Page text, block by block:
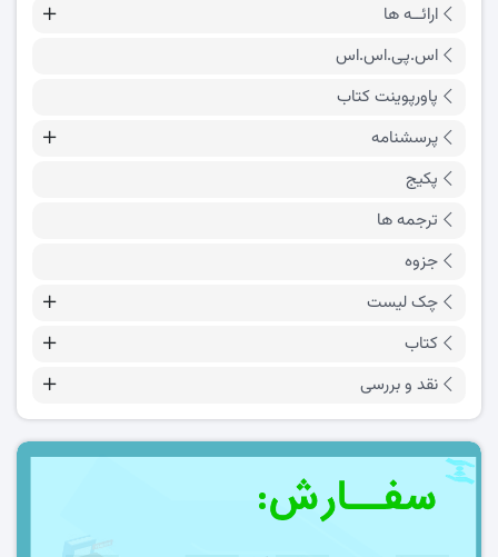
ارائــه ها
اس.پی.اس.اس
پاورپوینت کتاب
پرسشنامه
پکیج
ترجمه ها
جزوه
چک لیست
کتاب
نقد و بررسی